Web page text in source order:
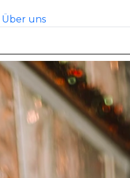
Über uns